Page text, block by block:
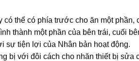
có thể có phía trước cho ăn một phần,
thành một phần của bên trái, cuối
sự tiện lợi của Nhân bản hoạt động.
bị với đôi cách cho nhăn thiết bị sửa